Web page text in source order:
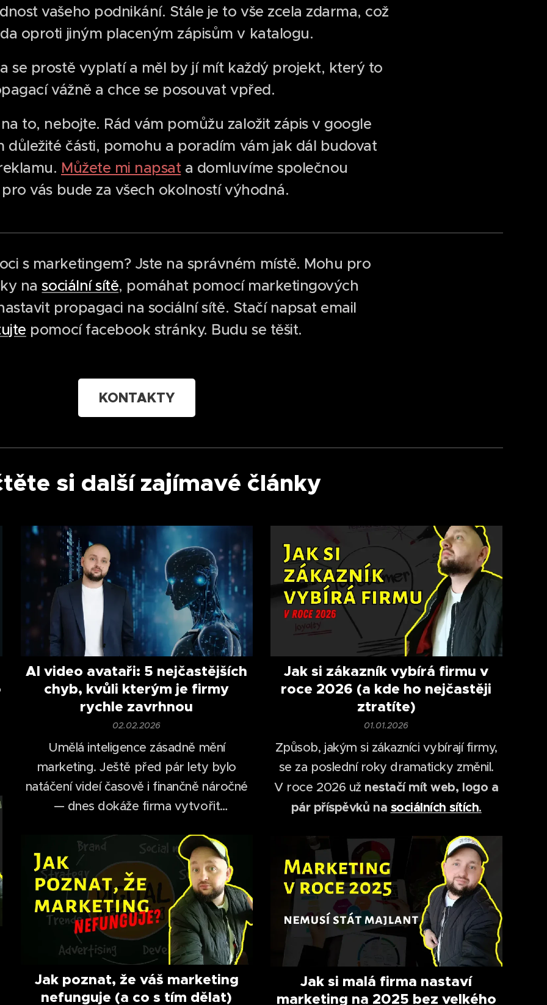
vašeho podnikání. Stále je to vše zcela zdarma, což
oproti jiným placeným zápisům v katalogu.
se prostě vyplatí a měl by jí mít každý projekt, který to
vážně a chce se posouvat vpřed.
to, nebojte. Rád vám pomůžu založit zápis v google
důležité části, pomohu a poradím vám jak dál budovat
Můžete mi napsata domluvíme společnou
vás bude za všech okolností výhodná.
s marketingem? Jste na správném místě. Mohu pro
nasociální sítě, pomáhat pomocí marketingových
propagaci na sociální sítě. Stačí napsat email
pomocí facebook stránky. Budu se těšit.
KONTAKTY
si další zajímavé články
AI video avataři: 5 nejčastějších
chyb, kvůli kterým je firmy
rychle zavrhnou
02.02.2026
Umělá inteligence zásadně mění
marketing. Ještě před pár lety bylo
natáčení videí časově i finančně náročné
— dnes dokáže firma vytvořit
desítek minut.
Jak si zákazník vybírá firmu v
roce 2026 (a kde ho nejčastěji
ztratíte)
01.01.2026
Způsob, jakým si zákazníci vybírají firmy,
se za poslední roky dramaticky změnil.
V roce 2026 už nestačí mít web, logo a
pár příspěvků na sociálních sítích.
Jak poznat, že váš marketing
nefunguje (a co s tím dělat)
Jak si malá firma nastaví
marketing na 2025 bez velkého